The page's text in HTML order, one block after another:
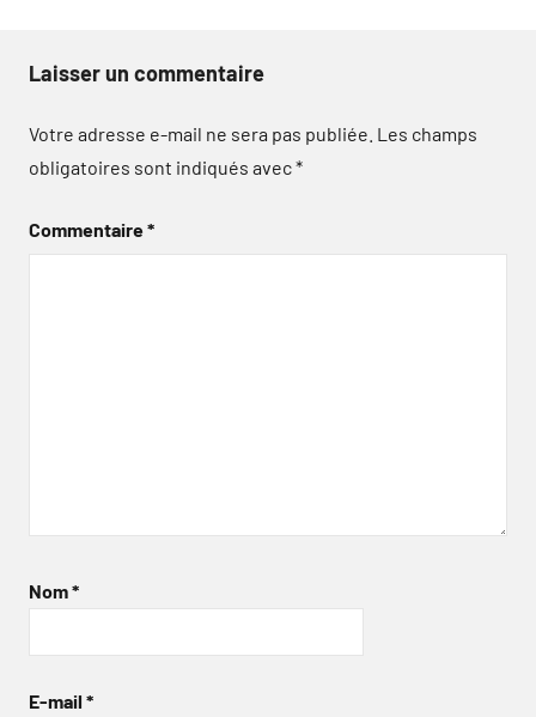
Laisser un commentaire
Votre adresse e-mail ne sera pas publiée. Les champs
obligatoires sont indiqués avec*
Commentaire*
Nom*
E-mail *